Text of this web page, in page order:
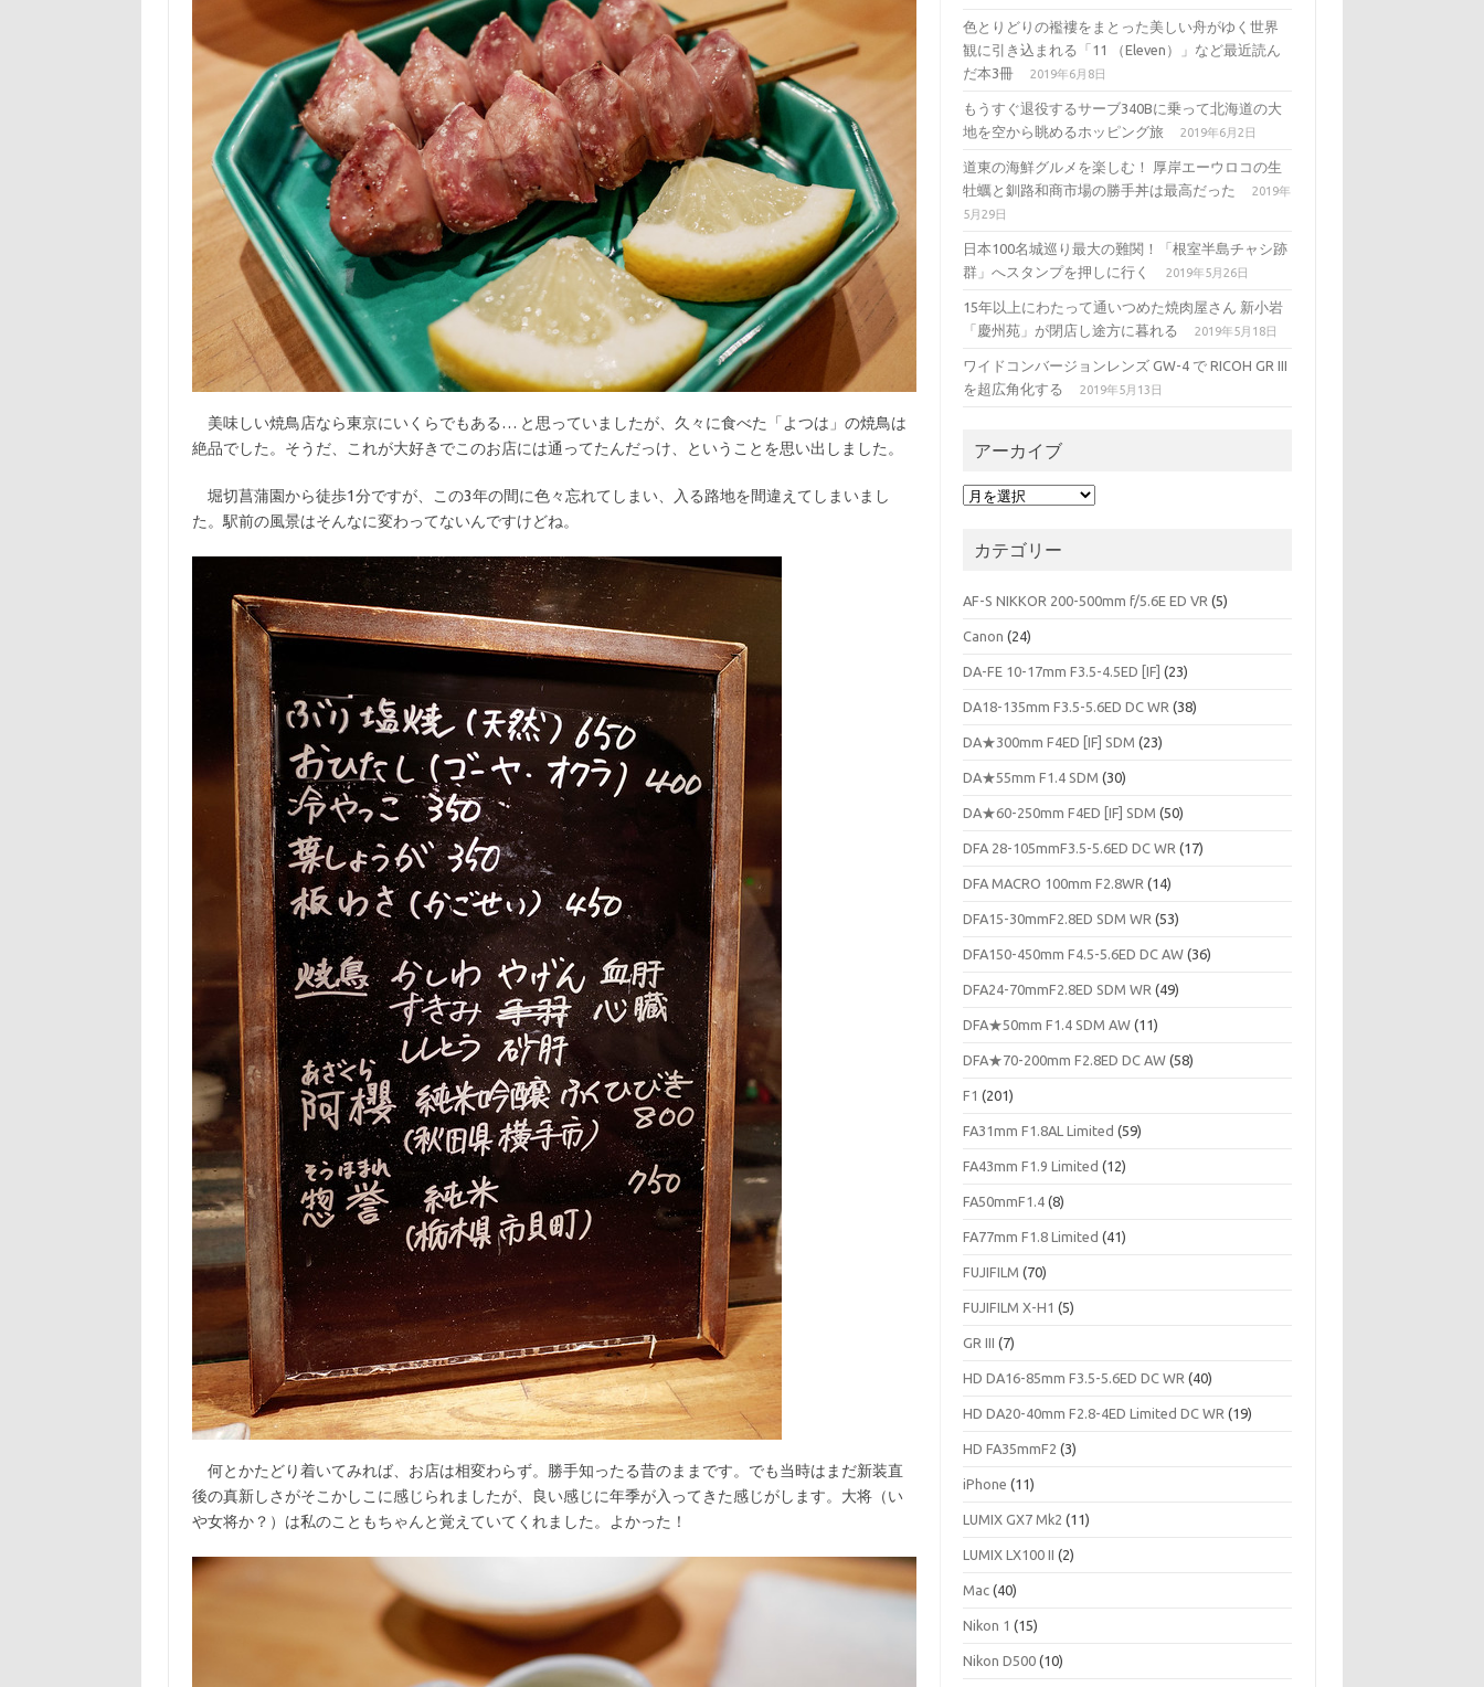
美味しい焼鳥店なら東京にいくらでもある… と思っていましたが、久々に食べた「よつは」の焼鳥は
絶品でした。そうだ、これが大好きでこのお店には通ってたんだっけ、ということを思い出しました。
堀切菖蒲園から徒歩1分ですが、この3年の間に色々忘れてしまい、入る路地を間違えてしまいまし
た。駅前の風景はそんなに変わってないんですけどね。
何とかたどり着いてみれば、お店は相変わらず。勝手知ったる昔のままです。でも当時はまだ新装直
後の真新しさがそこかしこに感じられましたが、良い感じに年季が入ってきた感じがします。大将（い
や女将か？）は私のこともちゃんと覚えていてくれました。よかった！
m
色とりどりの襤褸をまとった美しい舟がゆく世界
観に引き込まれる「11 （Eleven）」など最近読ん
だ本3冊
2019年6月8日
もうすぐ退役するサーブ340Bに乗って北海道の大
地を空から眺めるホッピング旅
2019年6月2日
道東の海鮮グルメを楽しむ！ 厚岸エーウロコの生
牡蠣と釧路和商市場の勝手丼は最高だった
2019年
5月29日
日本100名城巡り最大の難関！「根室半島チャシ跡
群」へスタンプを押しに行く
2019年5月26日
15年以上にわたって通いつめた焼肉屋さん 新小岩
「慶州苑」が閉店し途方に暮れる
2019年5月18日
ワイドコンバージョンレンズ GW-4 で RICOH GR III
を超広角化する
2019年5月13日
アーカイブ
ア
イカテゴリー
AF-S NIKKOR 200-500mm f/5.6E ED VR (5)
Canon (24)
DA-FE 10-17mm F3.5-4.5ED [IF] (23)
DA18-135mm F3.5-5.6ED DC WR (38)
DA★300mm F4ED [IF] SDM (23)
DA★55mm F1.4 SDM (30)
DA★60-250mm F4ED [IF] SDM (50)
DFA 28-105mmF3.5-5.6ED DC WR (17)
DFA MACRO 100mm F2.8WR (14)
DFA15-30mmF2.8ED SDM WR (53)
DFA150-450mm F4.5-5.6ED DC AW (36)
DFA24-70mmF2.8ED SDM WR (49)
DFA★50mm F1.4 SDM AW (11)
DFA★70-200mm F2.8ED DC AW (58)
F1 (201)
FA31mm F1.8AL Limited (59)
FA43mm F1.9 Limited (12)
FA50mmF1.4 (8)
FA77mm F1.8 Limited (41)
FUJIFILM (70)
FUJIFILM X-H1 (5)
GR III (7)
HD DA16-85mm F3.5-5.6ED DC WR (40)
HD DA20-40mm F2.8-4ED Limited DC WR (19)
HD FA35mmF2 (3)
iPhone (11)
LUMIX GX7 Mk2 (11)
LUMIX LX100 II (2)
Mac (40)
Nikon 1 (15)
Nikon D500 (10)